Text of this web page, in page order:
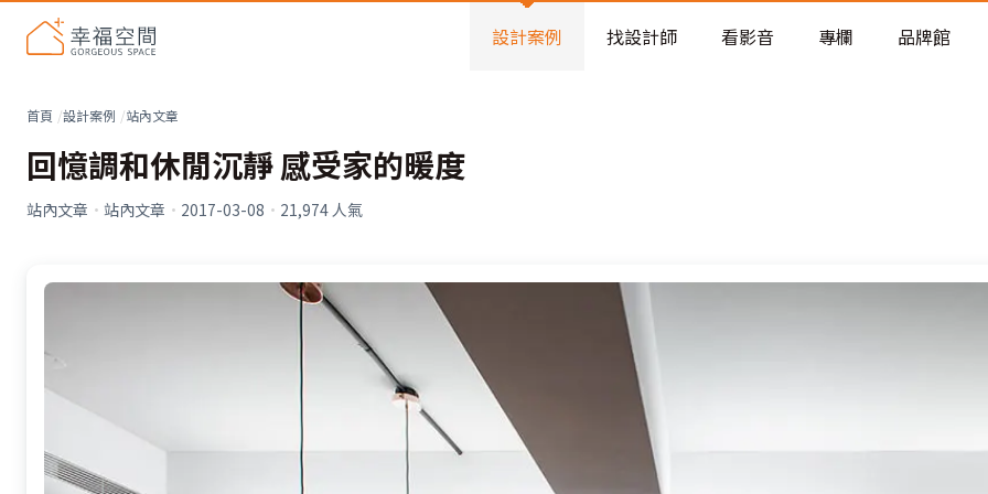
看不見的居家風險和翻新關鍵
老屋預算分配與高 CP 值煥新術
設計案例 找設計師 看影音 專欄 品牌館
首頁 設計案例 站內文章
回憶調和休閒沉靜 感受家的暖度
站內文章 · 站內文章 · 2017-03-08 · 21,974人氣